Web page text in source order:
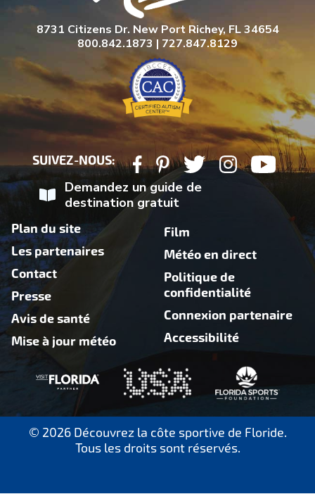
8731 Citizens Dr. New Port Richey, FL 34654
800.842.1873 | 727.847.8129
SUIVEZ-NOUS:
Demandez un guide de
destination gratuit
Plan du site
Les partenaires
Contact
Presse
Avis de santé
Mise à jour météo
Film
Météo en direct
Politique de
confidentialité
Connexion partenaire
Accessibilité
© 2026 Découvrez la côte sportive de Floride.
Tous les droits sont réservés.